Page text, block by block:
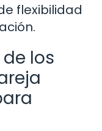
flexibilidad
los